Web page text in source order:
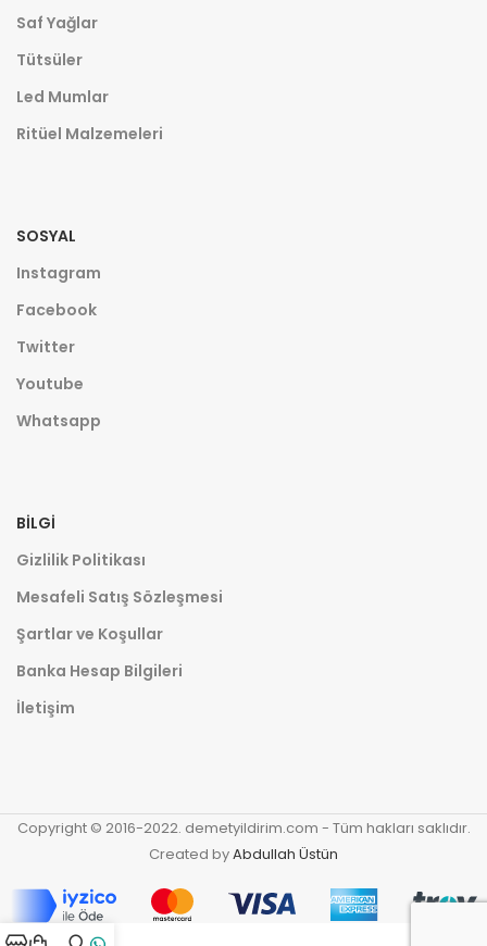
Saf Yağlar
Tütsüler
Led Mumlar
Ritüel Malzemeleri
SOSYAL
Instagram
Facebook
Twitter
Youtube
Whatsapp
BILGI
Gizlilik Politikası
Mesafeli Satış Sözleşmesi
Şartlar ve Koşullar
Banka Hesap Bilgileri
İletişim
Copyright © 2016-2022. demetyildirim.com - Tüm hakları saklıdır.
Created byAbdullah Üstün